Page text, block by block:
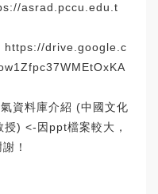
asrad.pccu.edu.t
https://drive.google.c
資料庫介紹 (中國文化
) <-因ppt檔案較大，
！